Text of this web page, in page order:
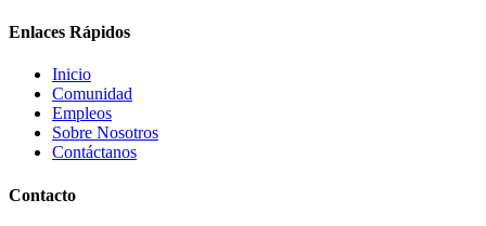
Enlaces Rápidos
Inicio
Comunidad
Empleos
Sobre Nosotros
Contáctanos
Contacto